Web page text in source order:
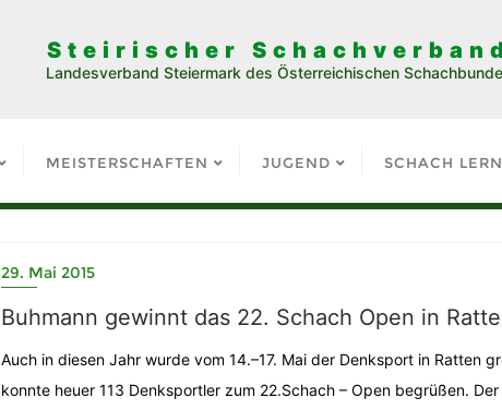
Steirischer Schachverband
Landesverband Steiermark des Österreichischen
MEISTERSCHAFTEN JUGEND SCHACH
29. Mai 2015
Buhmann gewinnt das 22. Schach Open in
Auch in diesen Jahr wurde vom 14.–17. Mai der Denksport in Ratten
konnte heuer 113 Denksportler zum 22.Schach – Open begrüßen.